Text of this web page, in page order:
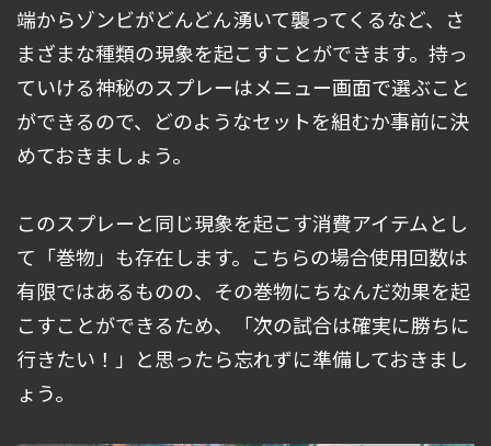
端からゾンビがどんどん湧いて襲ってくるなど、さ
まざまな種類の現象を起こすことができます。持っ
ていける神秘のスプレーはメニュー画面で選ぶこと
ができるので、どのようなセットを組むか事前に決
めておきましょう。
このスプレーと同じ現象を起こす消費アイテムとし
て「巻物」も存在します。こちらの場合使用回数は
有限ではあるものの、その巻物にちなんだ効果を起
こすことができるため、「次の試合は確実に勝ちに
行きたい！」と思ったら忘れずに準備しておきまし
ょう。